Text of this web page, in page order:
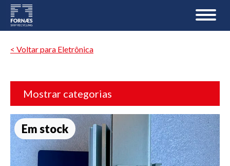
< Voltar para Eletrônica
Mostrar categorias
Em stock